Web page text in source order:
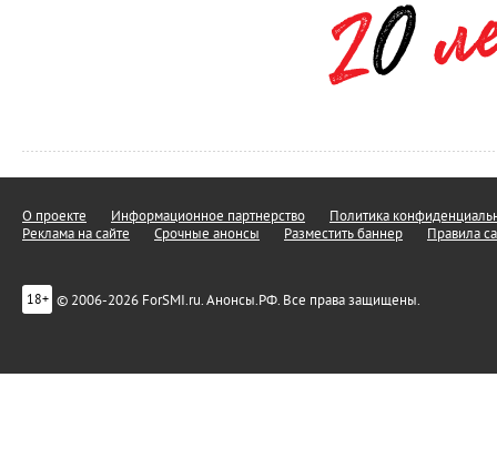
О проекте Информационное партнерство
Политика
Реклама на сайте
Срочные анонсы Разместить баннер Правила
18+ © 2006-2026 ForSMI.ru. Анонсы.РФ. Все права защищены.